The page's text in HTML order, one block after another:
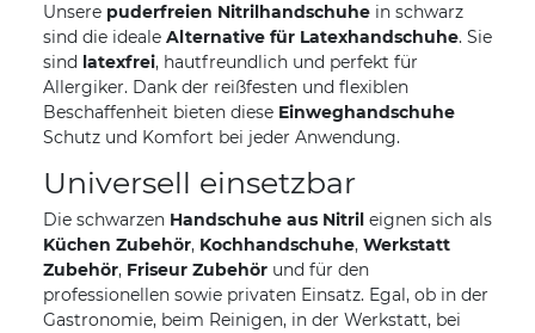
Unsere puderfreien Nitrilhandschuhe in schwarz
sind die ideale Alternative für Latexhandschuhe. Sie
sind latexfrei, hautfreundlich und perfekt für
Allergiker. Dank der reißfesten und flexiblen
Beschaffenheit bieten diese Einweghandschuhe
Schutz und Komfort bei jeder Anwendung.
Universell einsetzbar
Die schwarzen Handschuhe aus Nitril eignen sich als
Küchen Zubehör, Kochhandschuhe, Werkstatt
Zubehör, Friseur Zubehör und für den
professionellen sowie privaten Einsatz. Egal, ob in der
Gastronomie, beim Reinigen, in der Werkstatt, bei